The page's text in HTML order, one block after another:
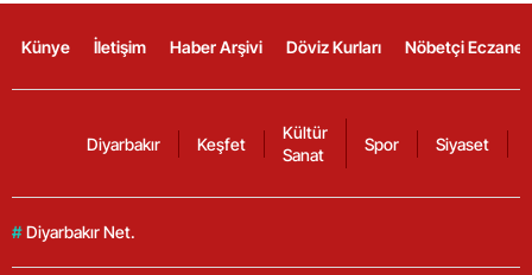
Künye İletişim Haber Arşivi Döviz Kurları Nöbetçi
Diyarbakır Keşfet
Kültür
Sanat
Spor Siyaset
# Diyarbakır Net.